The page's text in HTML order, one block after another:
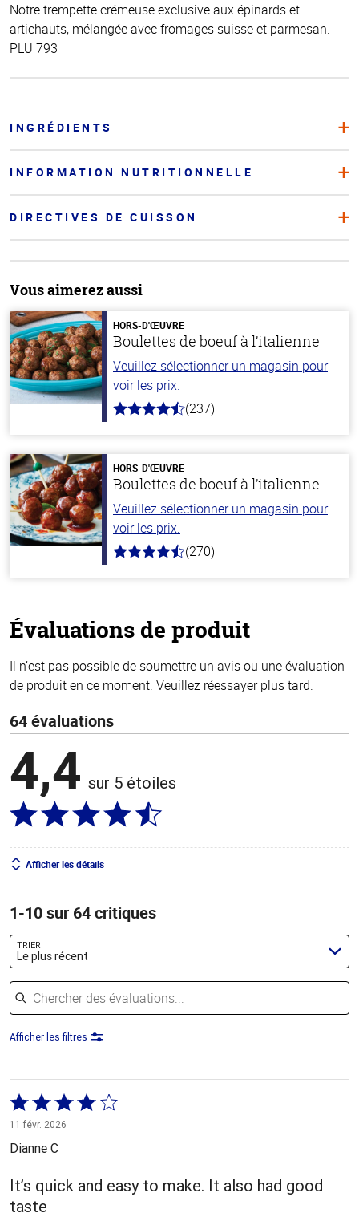
Notre trempette crémeuse exclusive aux épinards et
artichauts, mélangée avec fromages suisse et parmesan.
PLU 793
INGRÉDIENTS
INFORMATION NUTRITIONNELLE
DIRECTIVES DE CUISSON
Vous aimerez aussi
HORS-D'ŒUVRE
Boulettes de boeuf à l’italienne
Veuillez sélectionner un magasin pour
voir les prix.
4.6
stars
(237)
HORS-D'ŒUVRE
Boulettes de boeuf à l’italienne
Veuillez sélectionner un magasin pour
voir les prix.
4.5
(270)
Évaluations de produit
Il n’est pas possible de soumettre un avis ou une évaluation
de produit en ce moment. Veuillez réessayer plus tard.
64 évaluations
4,4 sur 5 étoiles
Afficher les détails
1-10 sur 64 critiques
TRIER
Le plus récent
Chercher des évaluations
Afficher les filtres
Coté
4 sur
5
11 févr. 2026
Dianne C
It’s quick and easy to make. It also had good
taste